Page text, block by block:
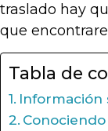
traslado hay
que
Tabla de
Información